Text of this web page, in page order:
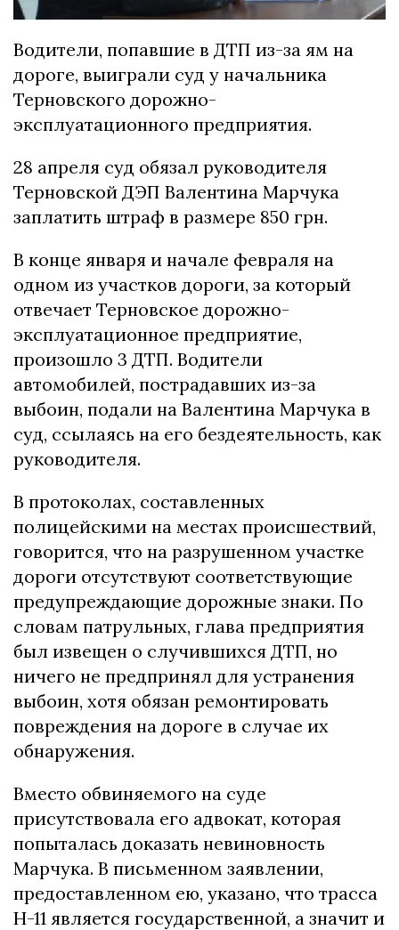
Водители, попавшие в ДТП из-за ям на
дороге, выиграли суд у начальника
Терновского дорожно-
эксплуатационного предприятия.
28 апреля суд обязал руководителя
Терновской ДЭП Валентина Марчука
заплатить штраф в размере 850 грн.
В конце января и начале февраля на
одном из участков дороги, за который
отвечает Терновское дорожно-
эксплуатационное предприятие,
произошло 3 ДТП. Водители
автомобилей, пострадавших из-за
выбоин, подали на Валентина Марчука в
суд, ссылаясь на его бездеятельность, как
руководителя.
В протоколах, составленных
полицейскими на местах происшествий,
говорится, что на разрушенном участке
дороги отсутствуют соответствующие
предупреждающие дорожные знаки. По
словам патрульных, глава предприятия
был извещен о случившихся ДТП, но
ничего не предпринял для устранения
выбоин, хотя обязан ремонтировать
повреждения на дороге в случае их
обнаружения.
Вместо обвиняемого на суде
присутствовала его адвокат, которая
попыталась доказать невиновность
Марчука. В письменном заявлении,
предоставленном ею, указано, что трасса
Н-11 является государственной, а значит и